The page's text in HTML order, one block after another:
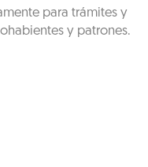
para trámites y
y patrones.